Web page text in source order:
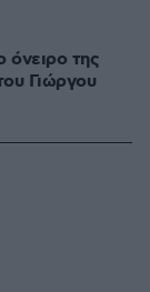
όνειρο της
Γιώργου